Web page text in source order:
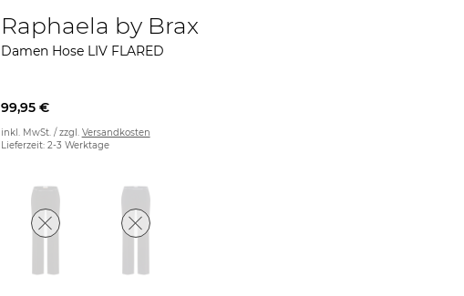
Raphaela by Brax
Damen Hose LIV FLARED
99,95 €
inkl. MwSt. / zzgl. Versandkosten
Lieferzeit: 2-3 Werktage